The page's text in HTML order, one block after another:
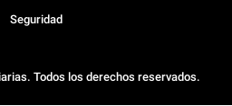
Todos los derechos reservados.
Seguridad